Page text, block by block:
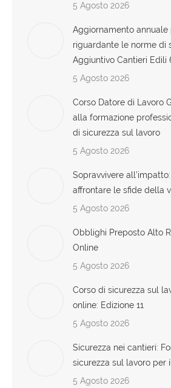
5 Agosto 2026
Aggiornamento annuale
riguardante le norme di
Aggiuntivo Cantieri Edili
5 Agosto 2026
Corso Datore di Lavoro
alla formazione
di sicurezza sul lavoro
5 Agosto 2026
Sopravvivere
affrontare le sfide della
5 Agosto 2026
Obblighi Preposto Alto
Online
5 Agosto 2026
Corso di sicurezza sul
online: Edizione 11
5 Agosto 2026
Sicurezza nei cantieri:
sicurezza sul lavoro per
5 Agosto 2026